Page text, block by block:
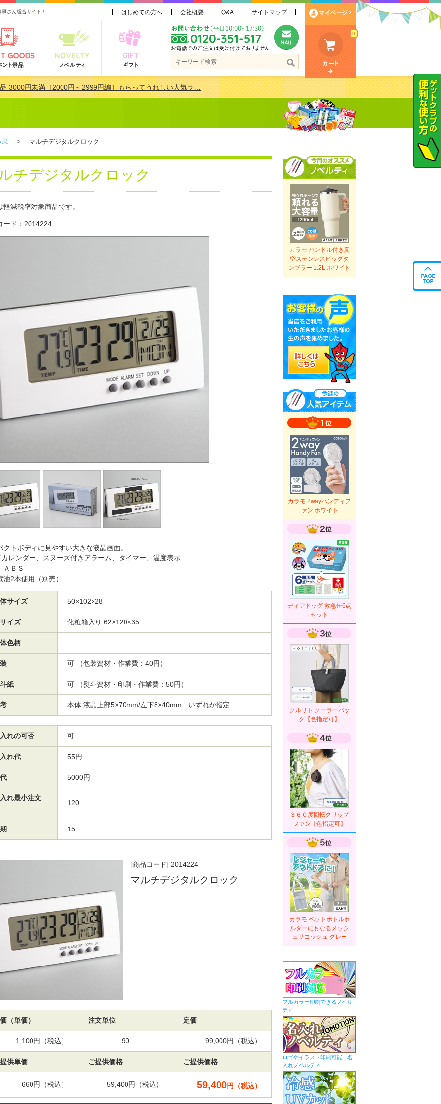
さん総合サイト！ はじめての方へ 会社概要 Q&A サイトマップ
0
3000円未満［2000円～2999円編］もらってうれしい人気ラ…
おすすめ金額別人気ランキング 更新しました！
果 > マルチデジタルクロック
チデジタルクロック
減税率対象商品です。
ード：2014224
クトボディに見やすい大きな液晶画面。
レンダー、スヌーズ付きアラーム、タイマー、温度表示
ＡＢＳ
池2本使用（別売）
サイズ 50×102×28
イズ 化粧箱入り 62×120×35
色柄
可 （包装資材・作業費：40円）
紙 可 （熨斗資材・印刷・作業費：50円）
本体 液晶上部5×70mm/左下8×40mm いずれか指定
れの可否 可
れ代 55円
5000円
れ最小注文
120
15
[商品コード] 2014224
マルチデジタルクロック
（単価） 注文単位 定価
1,100円（税込） 90 99,000円（税込）
供単価 ご提供価格 ご提供価格
660円（税込） 59,400円（税込） 59,400円（税込）
カラモ ハンドル付き真
空ステンレスビッグタ
ンブラー 1.2L ホワイト
カラモ 2wayハンディフ
ァン ホワイト
ディアドッグ 救急缶6点
セット
クルリト クーラーバッ
グ【色指定可】
３６０度回転クリップ
ファン【色指定可】
カラモ ペットボトルホ
ルダーにもなるメッシ
ュサコッシュ グレー
フルカラー印刷できるノベル
ティ
ロゴやイラスト印刷可能 名
入れノベルティ